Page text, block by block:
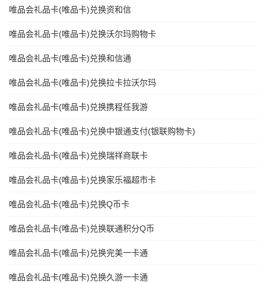
唯品会礼品卡(唯品卡)兑换资和信
唯品会礼品卡(唯品卡)兑换沃尔玛购物卡
唯品会礼品卡(唯品卡)兑换和信通
唯品会礼品卡(唯品卡)兑换拉卡拉沃尔玛
唯品会礼品卡(唯品卡)兑换携程任我游
唯品会礼品卡(唯品卡)兑换中银通支付(银联购物卡)
唯品会礼品卡(唯品卡)兑换瑞祥商联卡
唯品会礼品卡(唯品卡)兑换家乐福超市卡
唯品会礼品卡(唯品卡)兑换Q币卡
唯品会礼品卡(唯品卡)兑换联通积分Q币
唯品会礼品卡(唯品卡)兑换完美一卡通
唯品会礼品卡(唯品卡)兑换久游一卡通